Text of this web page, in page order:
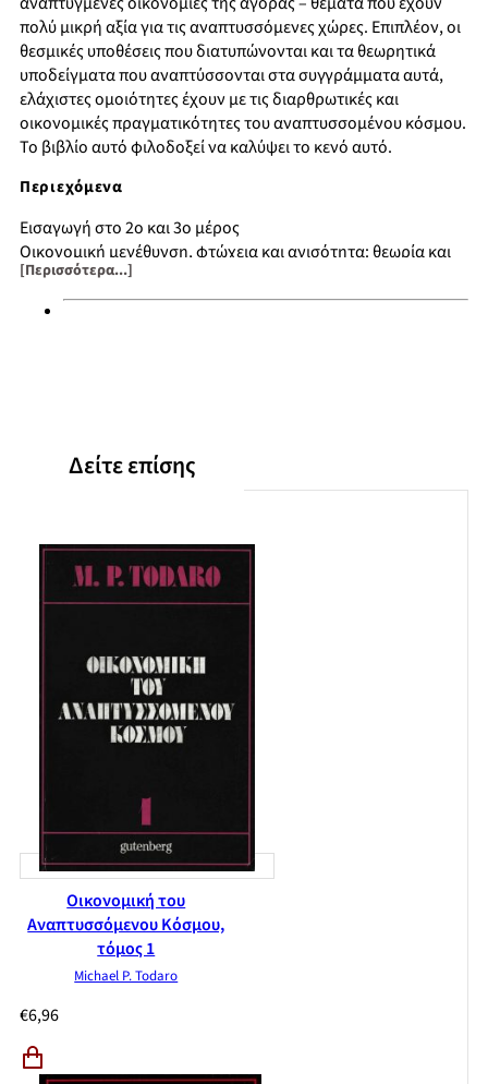
πολύ μικρή αξία για τις αναπτυσσόμενες χώρες. Επιπλέον, οι
θεσμικές υποθέσεις που διατυπώνονται και τα θεωρητικά
υποδείγματα που αναπτύσσονται στα συγγράμματα αυτά,
ελάχιστες ομοιότητες έχουν με τις διαρθρωτικές και
οικονομικές πραγματικότητες του αναπτυσσομένου κόσμου.
Το βιβλίο αυτό φιλοδοξεί να καλύψει το κενό αυτό.
Περιεχόμενα
Εισαγωγή στο 2ο και 3ο μέρος
Οικονομική μεγέθυνση, φτώχεια και ανισότητα: θεωρία και
πραγματικότητα
Αντιμετώπιση της φτώχειας και της ανισότητας: οι
Στασιμότητα του αγροτικού τομέα και αγροτικές
Η οικονομική της εκπαίδευσης
Εκπαίδευση και ανάπτυξη: θέματα και επιλογές
[Περισσότερα...]
Δείτε επίσης
Οικονομική του
Αναπτυσσόμενου Κόσμου,
τόμος 1
Michael P. Todaro
€6,96